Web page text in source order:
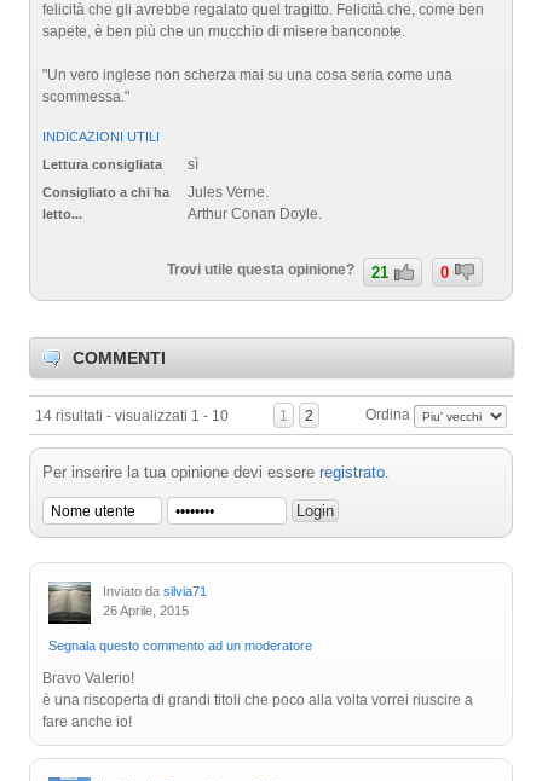
felicità che gli avrebbe regalato quel tragitto. Felicità che, come ben
sapete, è ben più che un mucchio di misere banconote.
"Un vero inglese non scherza mai su una cosa seria come una
scommessa."
INDICAZIONI UTILI
Lettura consigliata
sì
Consigliato a chi ha
letto...
Jules Verne.
Arthur Conan Doyle.
Trovi utile questa opinione? 21 0
COMMENTI
14 risultati - visualizzati 1 - 10 1 2 Ordina
Per inserire la tua opinione devi essere registrato.
Inviato da silvia71
26 Aprile, 2015
Segnala questo commento ad un moderatore
Bravo Valerio!
è una riscoperta di grandi titoli che poco alla volta vorrei riuscire a
fare anche io!